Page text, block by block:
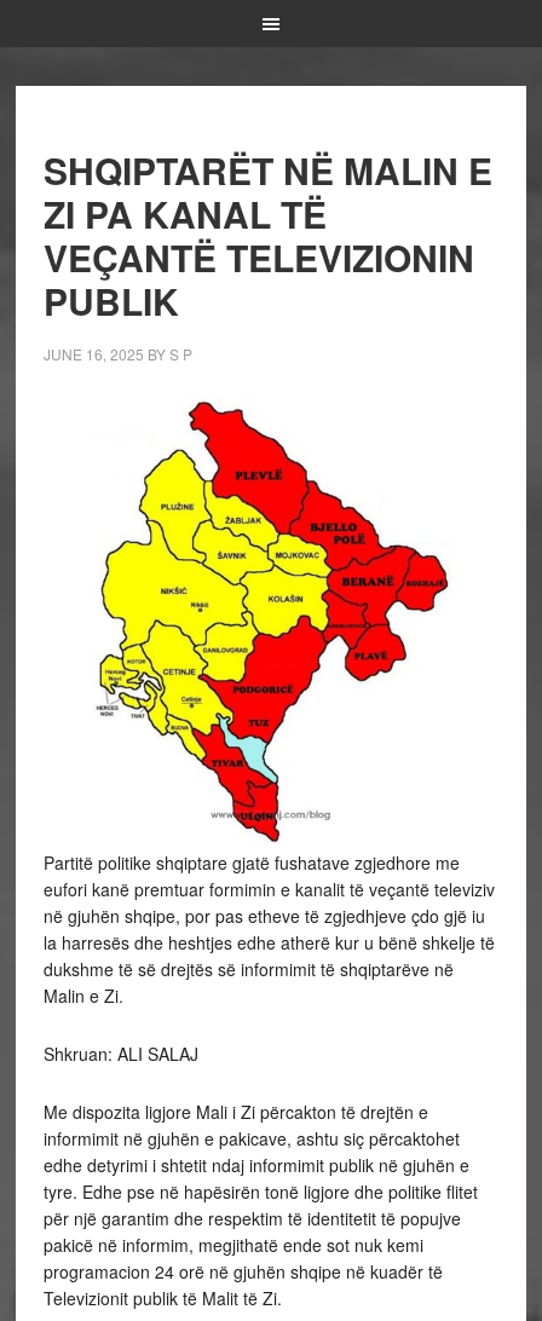
SHQIPTARËT NË MALIN E
ZI PA KANAL TË
VEÇANTË TELEVIZIONIN
PUBLIK
JUNE 16, 2025 BYS P
Partitë politike shqiptare gjatë fushatave zgjedhore me
eufori kanë premtuar formimin e kanalit të veçantë televiziv
në gjuhën shqipe, por pas etheve të zgjedhjeve çdo gjë iu
la harresës dhe heshtjes edhe atherë kur u bënë shkelje të
dukshme të së drejtës së informimit të shqiptarëve në
Malin e Zi.
Shkruan: ALI SALAJ
Me dispozita ligjore Mali i Zi përcakton të drejtën e
informimit në gjuhën e pakicave, ashtu siç përcaktohet
edhe detyrimi i shtetit ndaj informimit publik në gjuhën e
tyre. Edhe pse në hapësirën tonë ligjore dhe politike flitet
për një garantim dhe respektim të identitetit të popujve
pakicë në informim, megjithatë ende sot nuk kemi
programacion 24 orë në gjuhën shqipe në kuadër të
Televizionit publik të Malit të Zi.